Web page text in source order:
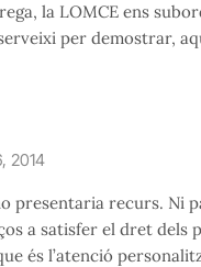
la LOMCE ens
per demostrar,
2014
presentaria recurs. Ni
a satisfer el dret dels
és l’atenció